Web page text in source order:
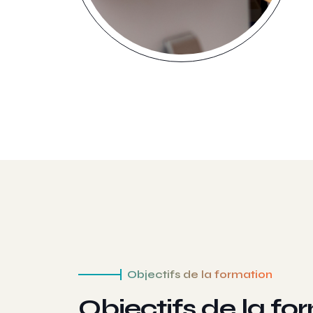
Objectifs de la formation